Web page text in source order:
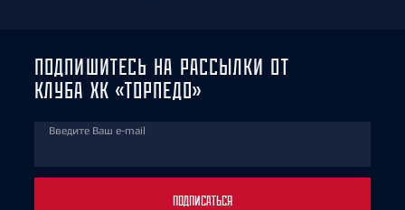
ПОДПИШИТЕСЬ НА РАССЫЛКИ ОТ
КЛУБА ХК «ТОРПЕДО»
Введите Ваш e-mail
ПОДПИСАТЬСЯ